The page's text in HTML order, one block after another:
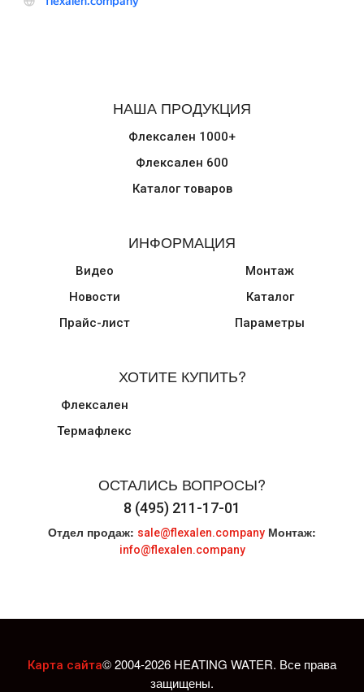
НАША ПРОДУКЦИЯ
Флексален 1000+
Флексален 600
Каталог товаров
ИНФОРМАЦИЯ
Видео
Новости
Прайс-лист
Монтаж
Каталог
Параметры
ХОТИТЕ КУПИТЬ?
Флексален
Термафлекс
ОСТАЛИСЬ ВОПРОСЫ?
8 (495) 211-17-01
Отдел продаж: sale@flexalen.company Монтаж:
info@flexalen.company
Карта сайта© 2004-2026 HEATING WATER. Все права
защищены.